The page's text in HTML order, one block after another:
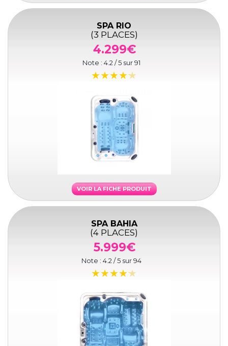
SPA RIO
(3 PLACES)
4.299€
Note : 4.2 / 5 sur91
VOIR LA FICHE PRODUIT
SPA BAHIA
(4 PLACES)
5.999€
Note : 4.2 / 5 sur94